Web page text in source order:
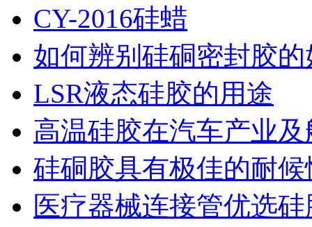
CY-2016硅蜡
如何辨别硅硐密封胶的
LSR液态硅胶的用途
高温硅胶在汽车产业
硅硐胶具有极佳的耐候
医疗器械连接管优选硅